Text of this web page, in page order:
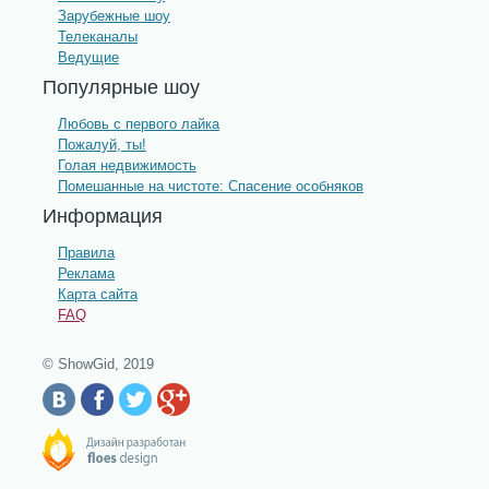
Зарубежные шоу
Телеканалы
Ведущие
Популярные шоу
Любовь с первого лайка
Пожалуй, ты!
Голая недвижимость
Помешанные на чистоте: Спасение особняков
Информация
Правила
Реклама
Карта сайта
FAQ
© ShowGid, 2019